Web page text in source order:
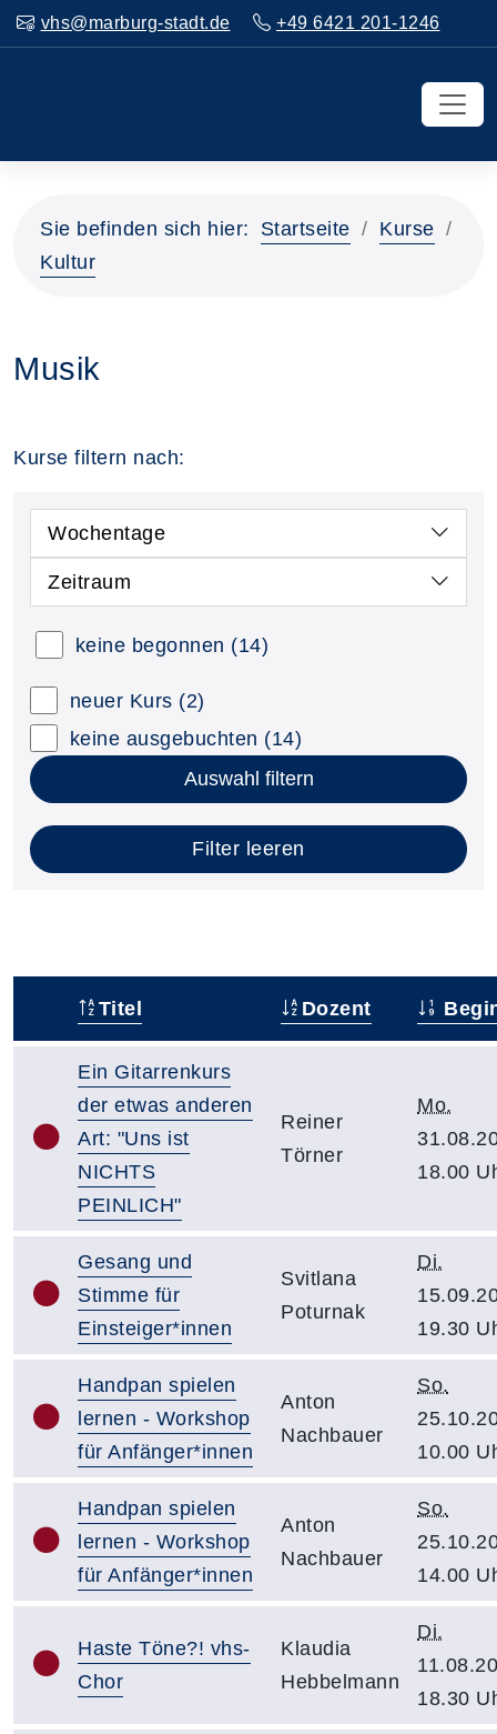
vhs@marburg-stadt.de +49 6421 201-1246
Sie befinden sich hier: Startseite
Kurse
Kultur
Musik
Kurse filtern nach:
Wochentage
Zeitraum
keine begonnen (14)
neuer Kurs (2)
keine ausgebuchten (14)
Auswahl filtern
Filter leeren
Titel Dozent
Ein Gitarrenkurs
der etwas anderen
Art: "Uns ist
NICHTS
PEINLICH"
Reiner
Törner
Mo.
18.00
Gesang und
Stimme für
Einsteiger*innen
Svitlana
Poturnak
Di.
19.30
Handpan spielen
lernen - Workshop
für Anfänger*innen
Anton
Nachbauer
So.
10.00
Handpan spielen
lernen - Workshop
für Anfänger*innen
Anton
Nachbauer
So.
14.00
Haste Töne?! vhs-
Chor
Klaudia
Hebbelmann
Di.
18.30